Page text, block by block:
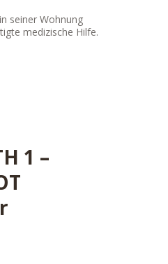
seiner Wohnung
medizische Hilfe.
1 –